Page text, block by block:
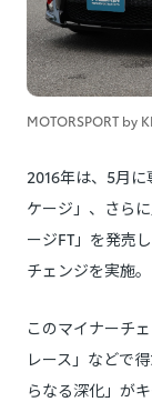
MOTORSPORT by
2016年は、5月
ケージ」、さら
ージFT」を発売
チェンジを実施。
このマイナーチ
レース」などで
らなる深化」がキ